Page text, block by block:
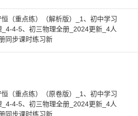
（重点练）（解析版）_1、初中学习
4-5、初三物理全册_2024更新_4人
同步课时练习新
（重点练）（原卷版）_1、初中学习
4-5、初三物理全册_2024更新_4人
同步课时练习新